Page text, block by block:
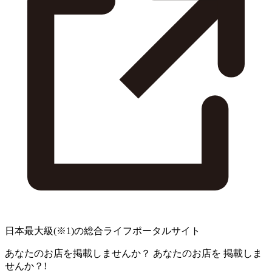
日本最大級(※1)の総合ライフポータルサイト
あなたのお店を掲載しませんか？ あなたのお店を 掲載しま
せんか？!